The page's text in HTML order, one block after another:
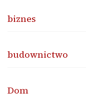
biznes
budownictwo
Dom